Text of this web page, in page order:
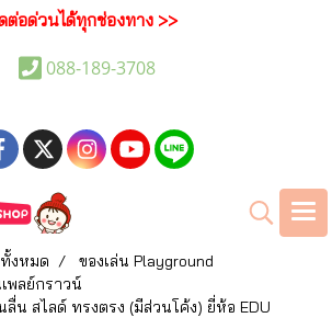
ต่อด่วนได้ทุกช่องทาง >>
088-189-3708
งหมด
ของเล่น Playground
พลย์กราวน์
ลื่น สไลด์ ทรงตรง (มีส่วนโค้ง) ยี่ห้อ EDU